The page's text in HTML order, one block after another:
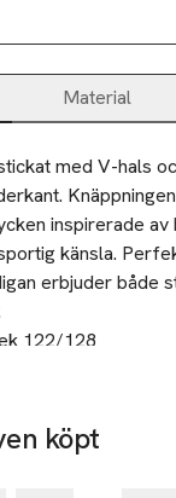
Material
med V-hals
inspirerade
känsla.
erbjuder både
122/128
köpt
-25%